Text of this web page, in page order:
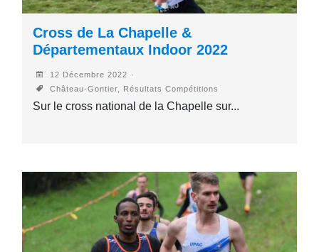
Cross de La Chapelle &
Départementaux Indoor 2022
12 Décembre 2022
Château-Gontier, Résultats Compétitions
Sur le cross national de la Chapelle sur...